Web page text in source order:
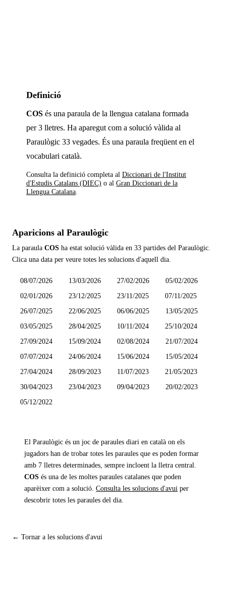
Definició
COS és una paraula de la llengua catalana formada
per 3 lletres. Ha aparegut com a solució vàlida al
Paraulògic 33 vegades. És una paraula freqüent en el
vocabulari català.
Consulta la definició completa al Diccionari de l'Institut
d'Estudis Catalans (DIEC) o al Gran Diccionari de la
Llengua Catalana
Aparicions al Paraulògic
La paraula COS ha estat solució vàlida en 33 partides del Paraulògic.
Clica una data per veure totes les solucions d'aquell dia.
08/07/2026 13/03/2026 27/02/2026
05/02/2026
02/01/2026
23/12/2025 23/11/2025
07/11/2025
26/07/2025
22/06/2025 06/06/2025
13/05/2025
03/05/2025
28/04/2025 10/11/2024
25/10/2024
27/09/2024
15/09/2024 02/08/2024
21/07/2024
07/07/2024
24/06/2024 15/06/2024
15/05/2024
27/04/2024
28/09/2023 11/07/2023
21/05/2023
30/04/2023
23/04/2023 09/04/2023
20/02/2023
05/12/2022
El Paraulògic és un joc de paraules diari en català on els
jugadors han de trobar totes les paraules que es poden formar
amb 7 lletres determinades, sempre incloent la lletra central.
COS és una de les moltes paraules catalanes que poden
aparèixer com a solució. Consulta les solucions d'avui per
descobrir totes les paraules del dia.
← Tornar a les solucions d'avui